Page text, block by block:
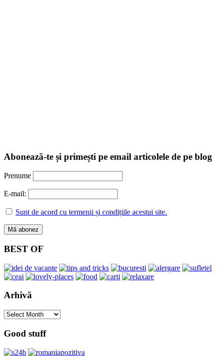
Abonează-te și primești pe email articolele de pe blog
Prenume
E-mail:
Sunt de acord cu termenii și condițiile acestui site.
BEST OF
Arhivă
Arhivă
Good stuff